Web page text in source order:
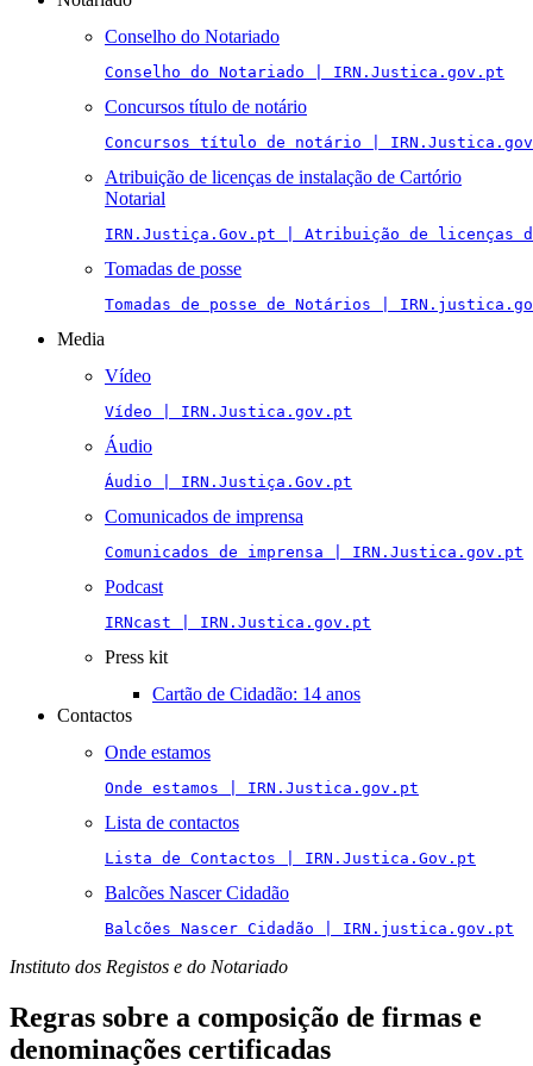
Conselho do Notariado
Conselho do Notariado | IRN.Justica.gov.pt
Concursos título de notário
Concursos título de notário |
Atribuição de licenças de instalação de Cartório
Notarial
IRN.Justiça.Gov.pt | Atribuição de licenças
Tomadas de posse
Tomadas de posse de Notários |
Media
Vídeo
Vídeo | IRN.Justica.gov.pt
Áudio
Áudio | IRN.Justiça.Gov.pt
Comunicados de imprensa
Comunicados de imprensa | IRN.Justica.gov.pt
Podcast
IRNcast | IRN.Justica.gov.pt
Press kit
Cartão de Cidadão: 14 anos
Contactos
Onde estamos
Onde estamos | IRN.Justica.gov.pt
Lista de contactos
Lista de Contactos | IRN.Justica.Gov.pt
Balcões Nascer Cidadão
Balcões Nascer Cidadão | IRN.justica.gov.pt
Instituto dos Registos e do Notariado
Regras sobre a composição de firmas e
denominações certificadas